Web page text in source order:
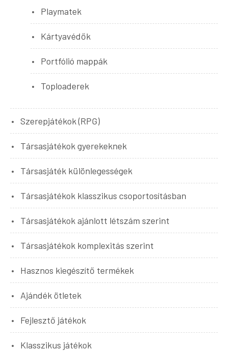
Playmatek
Kártyavédők
Portfólió mappák
Toploaderek
Szerepjátékok (RPG)
Társasjátékok gyerekeknek
Társasjáték különlegességek
Társasjátékok klasszikus csoportosításban
Társasjátékok ajánlott létszám szerint
Társasjátékok komplexitás szerint
Hasznos kiegészítő termékek
Ajándék ötletek
Fejlesztő játékok
Klasszikus játékok